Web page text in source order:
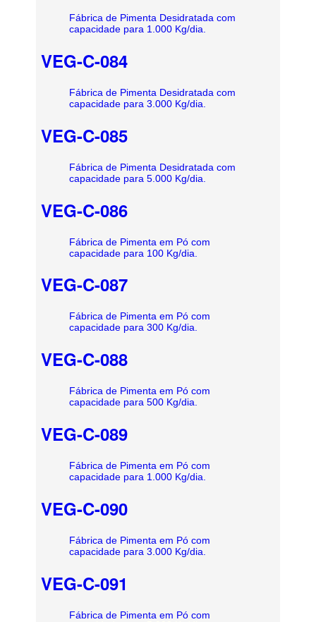
Fábrica de Pimenta Desidratada com
capacidade para 1.000 Kg/dia.
VEG-C-084
Fábrica de Pimenta Desidratada com
capacidade para 3.000 Kg/dia.
VEG-C-085
Fábrica de Pimenta Desidratada com
capacidade para 5.000 Kg/dia.
VEG-C-086
Fábrica de Pimenta em Pó com
capacidade para 100 Kg/dia.
VEG-C-087
Fábrica de Pimenta em Pó com
capacidade para 300 Kg/dia.
VEG-C-088
Fábrica de Pimenta em Pó com
capacidade para 500 Kg/dia.
VEG-C-089
Fábrica de Pimenta em Pó com
capacidade para 1.000 Kg/dia.
VEG-C-090
Fábrica de Pimenta em Pó com
capacidade para 3.000 Kg/dia.
VEG-C-091
Fábrica de Pimenta em Pó com